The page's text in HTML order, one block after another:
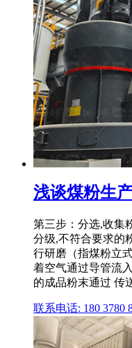
浅谈煤粉生
第三步：分选,收集
分级,不符合要求的
行研磨（指煤粉立
着空气通过导管流
的成品粉末通过 传
联系电话: 180 3780